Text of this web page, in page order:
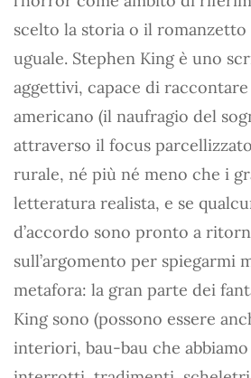
scelto la storia o il romanzetto
uguale. Stephen King è uno
aggettivi, capace di
americano (il naufragio del
attraverso il focus
rurale, né più né meno che i
letteratura realista, e se
d’accordo sono pronto a
sull’argomento per spiegarmi
metafora: la gran parte dei
King sono (possono essere
interiori, bau-bau che